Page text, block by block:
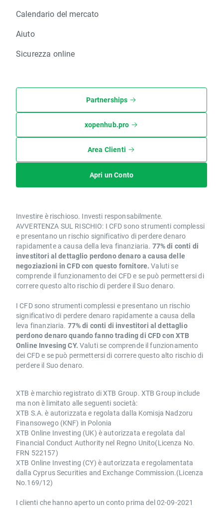
Calendario del mercato
Aiuto
Sicurezza online
Partnerships
xopenhub.pro
Area Clienti
Apri un Conto
Investire è rischioso. Investi responsabilmente.
AVVERTENZA SUL RISCHIO: I CFD sono strumenti complessi
e presentano un rischio significativo di perdere denaro
rapidamente a causa della leva finanziaria. 77% di conti di
investitori al dettaglio perdono denaro a causa delle
negoziazioni in CFD con questo fornitore. Valuti se
comprende il funzionamento dei CFD e se può permettersi di
correre questo alto rischio di perdere il Suo denaro.
I CFD sono strumenti complessi e presentano un rischio
significativo di perdere denaro rapidamente a causa della
leva finanziaria. 77% di conti di investitori al dettaglio
perdono denaro quando fanno trading di CFD con XTB
Online Invesing CY. Valuti se comprende il funzionamento
dei CFD e se può permettersi di correre questo alto rischio di
perdere il Suo denaro.
XTB è marchio registrato di XTB Group. XTB Group include
ma non è limitato alle seguenti società:
XTB S.A. è autorizzata e regolata dalla Komisja Nadzoru
Finansowego (KNF) in Polonia
XTB Online Investing (UK) è autorizzata e regolata dal
Financial Conduct Authority nel Regno Unito(Licenza No.
FRN 522157)
XTB Online Investing (CY) è autorizzata e regolamentata
dalla Cyprus Securities and Exchange Commission.(Licenza
No.169/12)
I clienti che hanno aperto un conto prima del 02-09-2021